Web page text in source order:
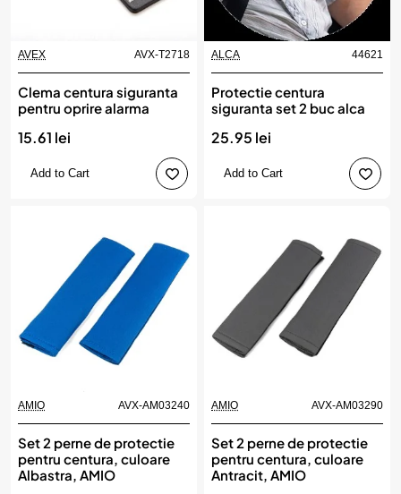
Produs de top
AVEX AVX-T2718
Clema centura siguranta
pentru oprire alarma
15.61 lei
Add to Cart
ALCA 44621
Protectie centura
siguranta set 2 buc alca
25.95 lei
Add to Cart
AMIO AVX-AM03240
Set 2 perne de protectie
pentru centura, culoare
Albastra, AMIO
AMIO AVX-AM03290
Set 2 perne de protectie
pentru centura, culoare
Antracit, AMIO